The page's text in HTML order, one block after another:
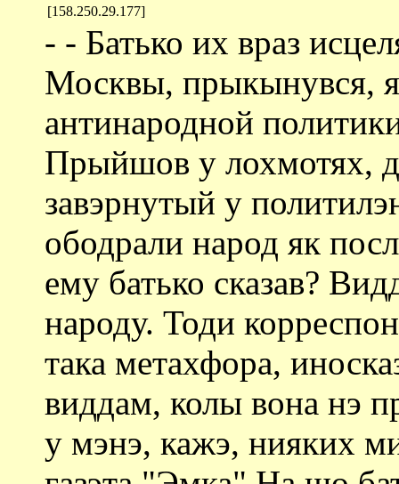
[158.250.29.177]
- - Батько их враз
Москвы, прыкынувся,
антинародной
Прыйшов у лохмотях,
завэрнутый у
ободрали народ як
ему батько сказав?
народу. Тоди
така метахфора,
виддам, колы вона нэ
у мэнэ, кажэ, нияких